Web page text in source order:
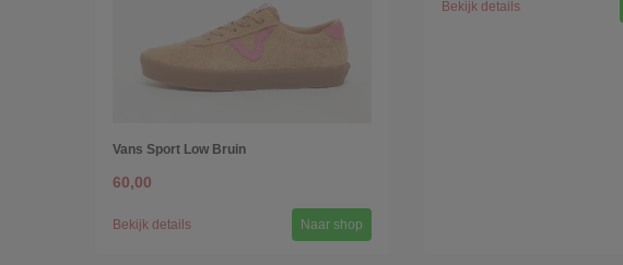
Vans Sport Low Bruin
60,00
Bekijk details Naar shop
Bekijk details